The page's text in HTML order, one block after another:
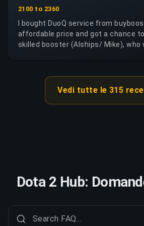
this site is trustworthy and reliable,
cannot provide the service while
The service was fast, professional,
especially recommend Thinkzxc
2100 to 2360
I bought DuoQ service from
affordable price and got a chance
skilled booster (Alships/ Mike), who
Vedi tutte le 315
Dota 2 Hub: